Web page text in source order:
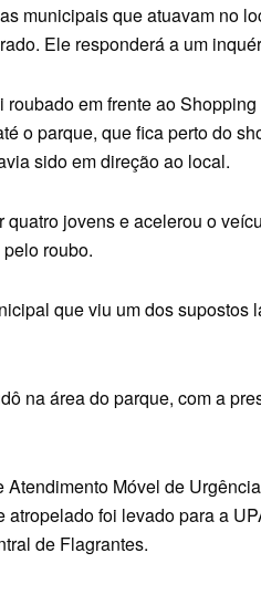
municipais que atuavam no
Ele responderá a um
em frente ao Shopping
o parque, que fica perto do
sido em direção ao local.
jovens e acelerou o
roubo.
que viu um dos supostos
na área do parque, com a
Móvel de
foi levado para a
de Flagrantes.